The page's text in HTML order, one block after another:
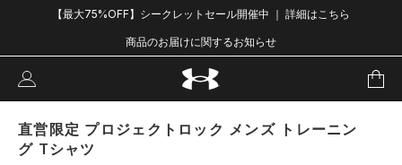
【最大75%OFF】シークレットセール開催中 ｜ 詳細はこちら
商品のお届けに関するお知らせ
直営限定 プロジェクトロック メンズ トレーニン
グ Tシャツ